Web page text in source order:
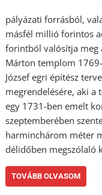
pályázati forrásból,
másfél millió forintos
forintból valósítja meg
Márton templom
József egri építész
megrendelésére, aki a
egy 1731-ben emelt
szeptemberében
harminchárom méter
délidőben megszólaló
TOVÁBB OLVASOM